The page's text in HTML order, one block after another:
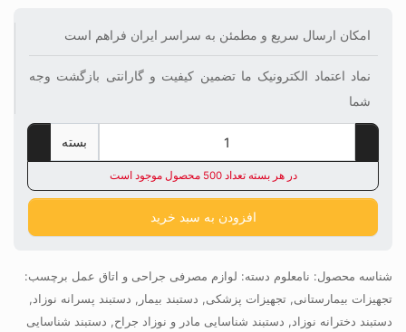
امکان ارسال سریع و مطمئن به سراسر ایران فراهم است
نماد اعتماد الکترونیک ما تضمین کیفیت و گارانتی بازگشت وجه
شما
بسته
در هر بسته تعداد 500 محصول موجود است
افزودن به سبد خرید
شناسه محصول: نامعلوم دسته: لوازم مصرفی جراحی و اتاق عمل برچسب:
تجهیزات بیمارستانی, تجهیزات پزشکی, دستبند بیمار , دستبند پسرانه نوزاد,
دستبند دخترانه نوزاد, دستبند شناسایی مادر و نوزاد جراح, دستبند شناسایی